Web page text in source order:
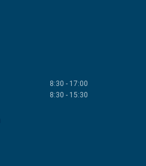
8:30 - 17:00
8:30 - 15:30